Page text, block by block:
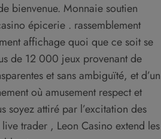
bienvenue. Monnaie soutien
épicerie . rassemblement
affichage quoi que ce soit se
de 12 000 jeux provenant de
et sans ambiguïté, et d’un
où amusement respect et
attiré par l’excitation des
trader , Leon Casino extend les